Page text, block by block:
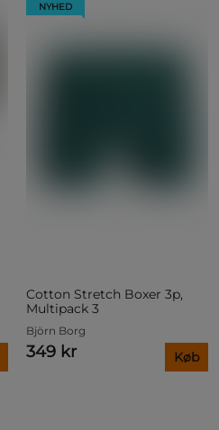
NYHED
Cotton Stretch Boxer 3p,
Multipack 3
Björn Borg
349 kr Køb